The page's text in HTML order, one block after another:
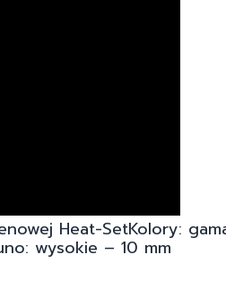
Heat-SetKolory:
wysokie – 10 mm